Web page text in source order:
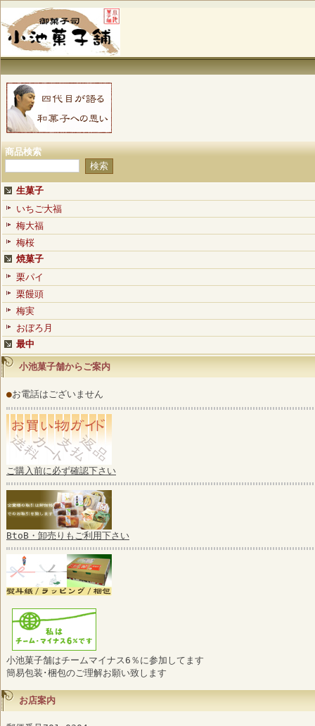
商品検索
生菓子
いちご大福
梅大福
梅桜
焼菓子
栗パイ
栗饅頭
梅実
おぼろ月
最中
小池菓子舗からご案内
●お電話はございません
ご購入前に必ず確認下さい
BtoB・卸売りもご利用下さい
小池菓子舗はチームマイナス6％に参加してます
簡易包装･梱包のご理解お願い致します
お店案内